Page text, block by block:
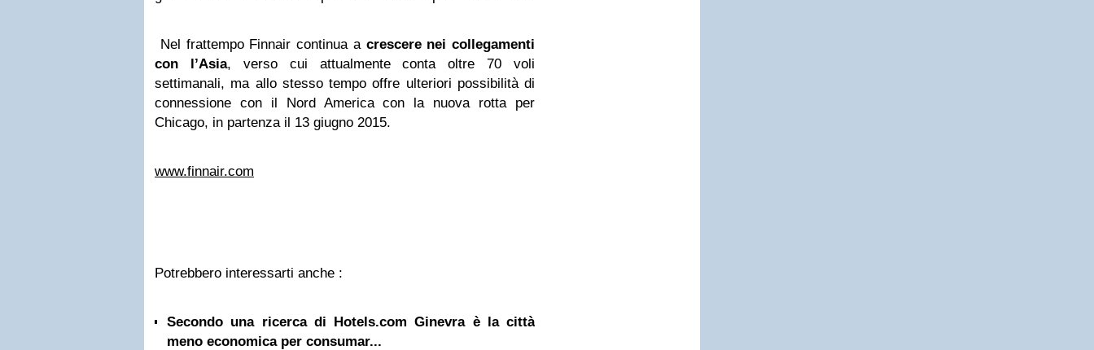
Nel frattempo Finnair continua a crescere nei collegamenti
con l’Asia, verso cui attualmente conta oltre 70 voli
settimanali, ma allo stesso tempo offre ulteriori possibilità di
connessione con il Nord America con la nuova rotta per
Chicago, in partenza il 13 giugno 2015.
www.finnair.com
Potrebbero interessarti anche :
Secondo una ricerca di Hotels.com Ginevra è la città
meno economica per consumar...